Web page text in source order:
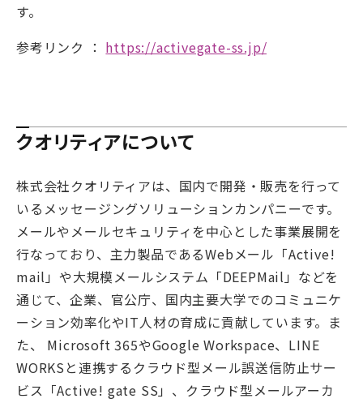
す。
参考リンク ： https://activegate-ss.jp/
クオリティアについて
株式会社クオリティアは、国内で開発・販売を行って
いるメッセージングソリューションカンパニーです。
メールやメールセキュリティを中心とした事業展開を
行なっており、主力製品であるWebメール「Active!
mail」や大規模メールシステム「DEEPMail」などを
通じて、企業、官公庁、国内主要大学でのコミュニケ
ーション効率化やIT人材の育成に貢献しています。ま
た、 Microsoft 365やGoogle Workspace、LINE
WORKSと連携するクラウド型メール誤送信防止サー
ビス「Active! gate SS」、クラウド型メールアーカ